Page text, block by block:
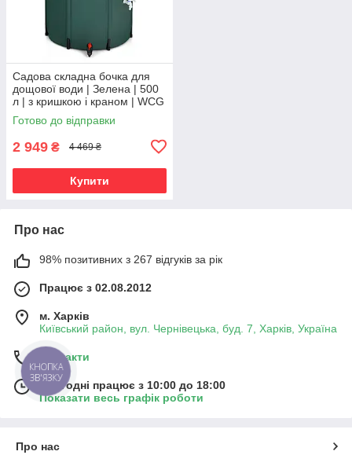
Садова складна бочка для
дощової води | Зелена | 500
л | з кришкою і краном | WCG
W-WB16-500 | для саду,
городу та збору води
Готово до відправки
2 949 ₴ 4 469 ₴
Купити
Про нас
98% позитивних з 267 відгуків за рік
Працює з 02.08.2012
м. Харків
Київський район, вул. Чернівецька, буд. 7, Харків, Україна
Контакти
Сьогодні працює з 10:00 до 18:00
Показати весь графік роботи
Про нас
КНОПКА
ЗВ'ЯЗКУ